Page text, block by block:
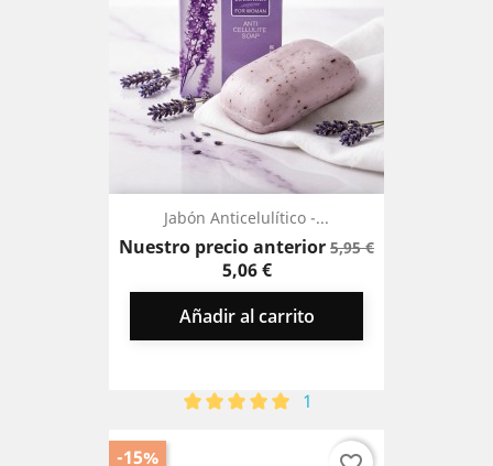
Jabón Anticelulítico -...
Nuestro precio anteriorPrecio
5,95 €Precio
5,06 €
Añadir al carrito
1
-15%